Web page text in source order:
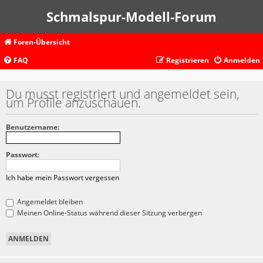
Schmalspur-Modell-Forum
Foren-Übersicht
FAQ
Anmelden
Registrieren
Du musst registriert und angemeldet sein,
um Profile anzuschauen.
Benutzername:
Passwort:
Ich habe mein Passwort vergessen
Angemeldet bleiben
Meinen Online-Status während dieser Sitzung verbergen